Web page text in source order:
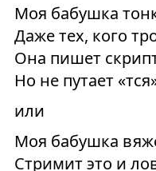
Моя бабушка
Даже тех, кого
Она пишет
Но не путает
или
Моя бабушка
Стримит это и